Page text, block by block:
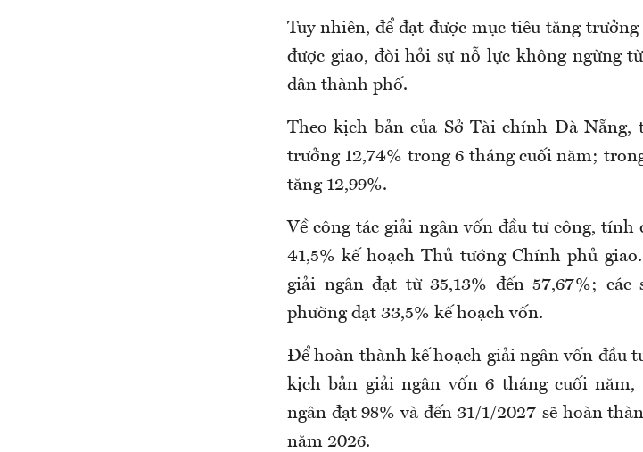
Tuy nhiên, để đạt được mục tiêu tăng
được giao, đòi hỏi sự nỗ lực không ngừng
dân thành phố.
Theo kịch bản của Sở Tài chính Đà Nẵng,
trưởng 12,74% trong 6 tháng cuối năm;
tăng 12,99%.
Về công tác giải ngân vốn đầu tư công,
41,5% kế hoạch Thủ tướng Chính phủ
giải ngân đạt từ 35,13% đến 57,67%;
phường đạt 33,5% kế hoạch vốn.
Để hoàn thành kế hoạch giải ngân vốn đầu
kịch bản giải ngân vốn 6 tháng cuối năm,
ngân đạt 98% và đến 31/1/2027 sẽ hoàn
năm 2026.